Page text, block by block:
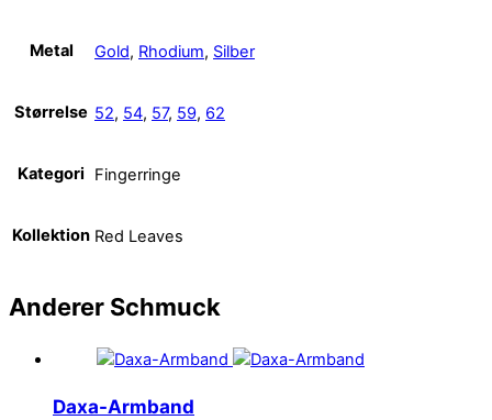
Metal Gold, Rhodium, Silber
Størrelse 52, 54, 57, 59, 62
Kategori Fingerringe
Kollektion Red Leaves
Anderer Schmuck
Daxa-Armband